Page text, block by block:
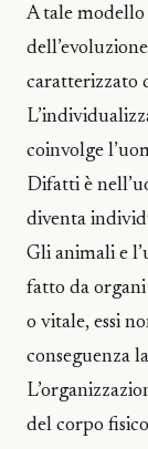
A tale modello
caratterizzato
coinvolge
Difatti è
diventa
Gli animali e
fatto da organi
o vitale, essi
conseguenza
del corpo